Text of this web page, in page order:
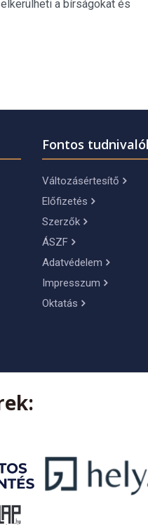
a bírságokat és
Fontos
Változásértesítő
Előfizetés
Szerzők
ÁSZF
Adatvédelem
Impresszum
Oktatás